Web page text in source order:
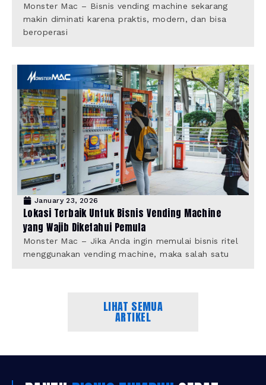
Monster Mac – Bisnis vending machine sekarang
makin diminati karena praktis, modern, dan bisa
beroperasi
January 23, 2026
Lokasi Terbaik Untuk Bisnis Vending Machine
yang Wajib Diketahui Pemula
Monster Mac – Jika Anda ingin memulai bisnis ritel
menggunakan vending machine, maka salah satu
LIHAT SEMUA
ARTIKEL